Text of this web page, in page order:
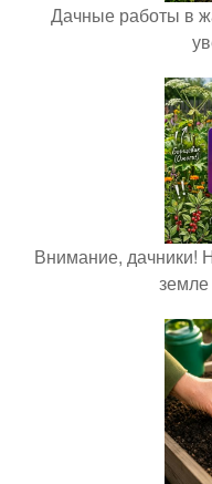
Дачные работы в
Внимание, дачники!
земле